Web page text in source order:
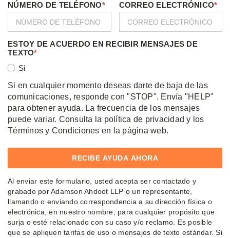
NÚMERO DE TELÉFONO* CORREO ELECTRÓNICO*
ESTOY DE ACUERDO EN RECIBIR MENSAJES DE
TEXTO*
Si
Si en cualquier momento deseas darte de baja de las
comunicaciones, responde con "STOP". Envía "HELP"
para obtener ayuda. La frecuencia de los mensajes
puede variar. Consulta la política de privacidad y los
Términos y Condiciones en la página web.
Al enviar este formulario, usted acepta ser contactado y
grabado por Adamson Ahdoot LLP o un representante,
llamando o enviando correspondencia a su dirección física o
electrónica, en nuestro nombre, para cualquier propósito que
surja o esté relacionado con su caso y/o reclamo. Es posible
que se apliquen tarifas de uso o mensajes de texto estándar. Si